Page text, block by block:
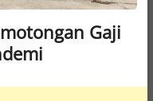
Gaji